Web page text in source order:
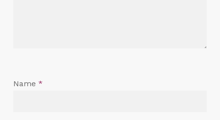
Name *